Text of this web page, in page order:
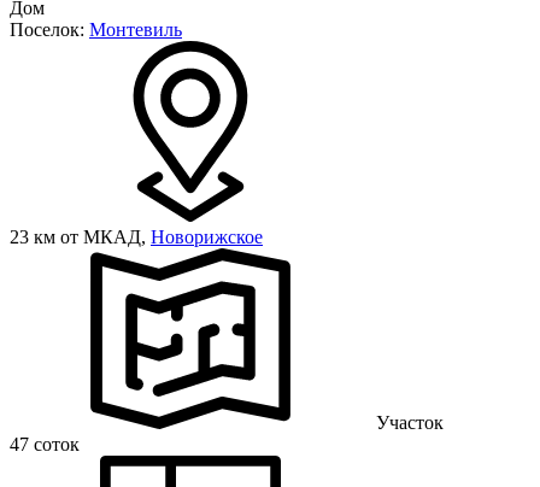
Дом
Поселок: Монтевиль
23 км от МКАД, Новорижское
Участок
47 соток